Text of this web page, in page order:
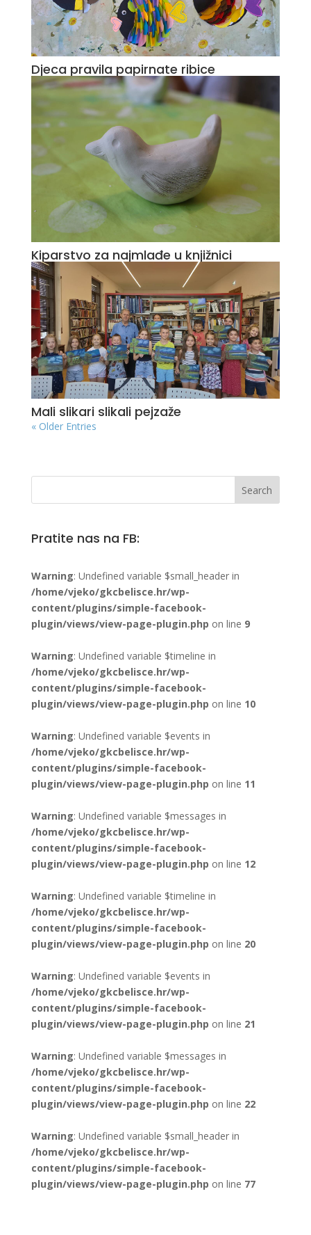
Djeca pravila papirnate ribice
Kiparstvo za najmlađe u knjižnici
Mali slikari slikali pejzaže
« Older Entries
Pratite nas na FB:
Warning: Undefined variable $small_header in
/home/vjeko/gkcbelisce.hr/wp-
content/plugins/simple-facebook-
plugin/views/view-page-plugin.php on line 9
Warning: Undefined variable $timeline in
/home/vjeko/gkcbelisce.hr/wp-
content/plugins/simple-facebook-
plugin/views/view-page-plugin.php on line 10
Warning: Undefined variable $events in
/home/vjeko/gkcbelisce.hr/wp-
content/plugins/simple-facebook-
plugin/views/view-page-plugin.php on line 11
Warning: Undefined variable $messages in
/home/vjeko/gkcbelisce.hr/wp-
content/plugins/simple-facebook-
plugin/views/view-page-plugin.php on line 12
Warning: Undefined variable $timeline in
/home/vjeko/gkcbelisce.hr/wp-
content/plugins/simple-facebook-
plugin/views/view-page-plugin.php on line 20
Warning: Undefined variable $events in
/home/vjeko/gkcbelisce.hr/wp-
content/plugins/simple-facebook-
plugin/views/view-page-plugin.php on line 21
Warning: Undefined variable $messages in
/home/vjeko/gkcbelisce.hr/wp-
content/plugins/simple-facebook-
plugin/views/view-page-plugin.php on line 22
Warning: Undefined variable $small_header in
/home/vjeko/gkcbelisce.hr/wp-
content/plugins/simple-facebook-
plugin/views/view-page-plugin.php on line 77